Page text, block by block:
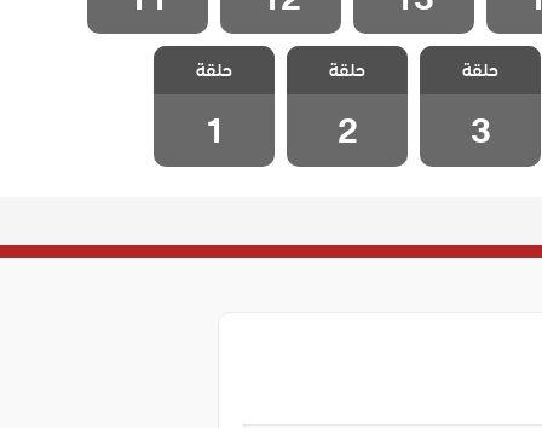
مسلسل الطبقة
المخملية مدبلج
الحلقة 3
حلقة
3
مسلسل الطبقة
المخملية مدبلج
الحلقة 2
حلقة
2
مسلسل الطبقة
المخملية مدبلج
الحلقة 1
حلقة
1